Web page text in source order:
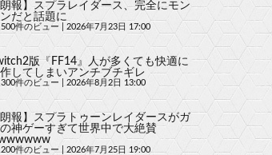
朗報】スプラレイダース、完全にモン
だと話題に
件のビュー 2026年7月23日 17:00
版『FF14』人が多くても快適に
してしまいアンチブチギレ
件のビュー 2026年8月2日 13:00
朗報】スプラトゥーンレイダースがガ
神ゲーすぎて世界中で大絶賛
件のビュー 2026年7月25日 19:00